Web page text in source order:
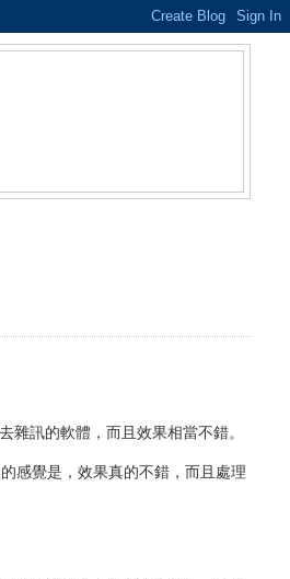
訊的軟體，而且效果相當不錯。
感覺是，效果真的不錯，而且處理